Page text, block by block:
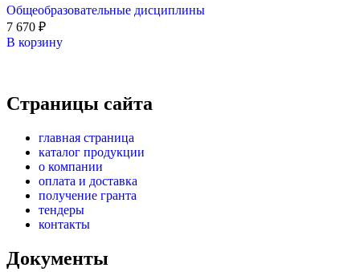
Общеобразовательные дисциплины
7 670 ₽
В корзину
Страницы сайта
главная страница
каталог продукции
о компании
оплата и доставка
получение гранта
тендеры
контакты
Документы